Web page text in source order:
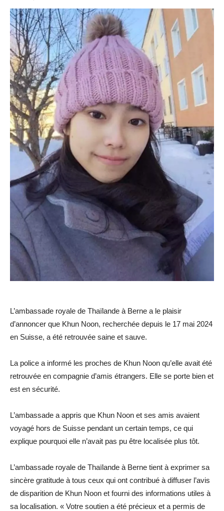
L’ambassade royale de Thaïlande à Berne a le plaisir
d’annoncer que Khun Noon, recherchée depuis le 17 mai 2024
en Suisse, a été retrouvée saine et sauve.
La police a informé les proches de Khun Noon qu’elle avait été
retrouvée en compagnie d’amis étrangers. Elle se porte bien et
est en sécurité.
L’ambassade a appris que Khun Noon et ses amis avaient
voyagé hors de Suisse pendant un certain temps, ce qui
explique pourquoi elle n’avait pas pu être localisée plus tôt.
L’ambassade royale de Thaïlande à Berne tient à exprimer sa
sincère gratitude à tous ceux qui ont contribué à diffuser l’avis
de disparition de Khun Noon et fourni des informations utiles à
sa localisation. « Votre soutien a été précieux et a permis de